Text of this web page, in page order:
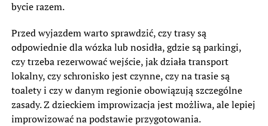
bycie razem.
Przed wyjazdem warto sprawdzić, czy trasy są
odpowiednie dla wózka lub nosidła, gdzie są parkingi,
czy trzeba rezerwować wejście, jak działa transport
lokalny, czy schronisko jest czynne, czy na trasie są
toalety i czy w danym regionie obowiązują szczególne
zasady. Z dzieckiem improwizacja jest możliwa, ale lepiej
improwizować na podstawie przygotowania.